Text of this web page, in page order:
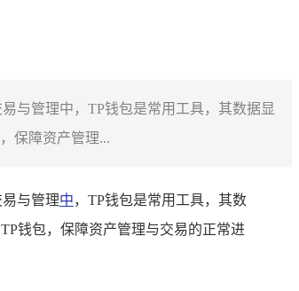
与管理中，TP钱包是常用工具，其数据显
保障资产管理...
与管理中，TP钱包是常用工具，其数
钱包，保障资产管理与交易的正常进